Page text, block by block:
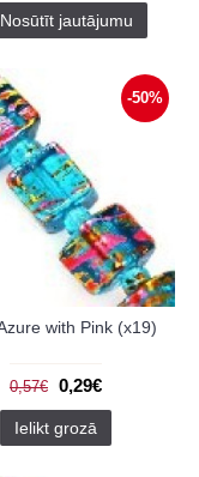
Nosūtīt jautājumu
-50%
with Pink (x19)
0,57€ 0,29€
Ielikt grozā